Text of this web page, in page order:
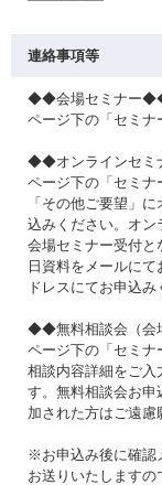
連絡事項等
◆◆会場セミナー
ページ下の「セミナ
◆◆オンラインセ
ページ下の「セミナ
「その他ご要望」
込みください。オン
会場セミナー受付と
日資料をメールに
ドレスにてお申込み
◆◆無料相談会（
ページ下の「セミナ
相談内容詳細をご入
す。無料相談会お申
加された方はご遠慮
※お申込み後に確認
お送りいたしますの